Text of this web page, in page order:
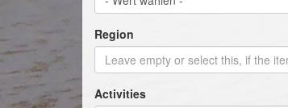
Region
Activities